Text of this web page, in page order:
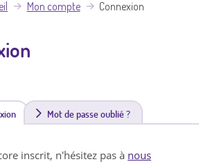
Mon compte Connexion
(
Mot de passe oublié ?
inscrit, n'hésitez pas à nous